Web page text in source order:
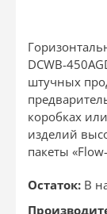
DCWB-
штучных
коробках
изделий
пакеты
Остаток: В